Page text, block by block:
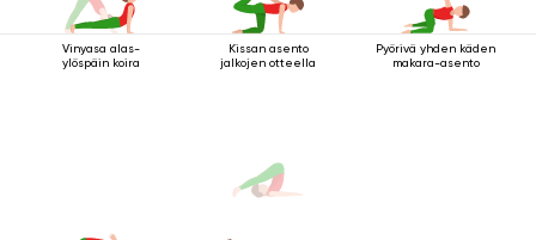
Vinyasa alas-
ylöspäin koira
Kissan asento
jalkojen otteella
Pyörivä yhden käden
makara-asento